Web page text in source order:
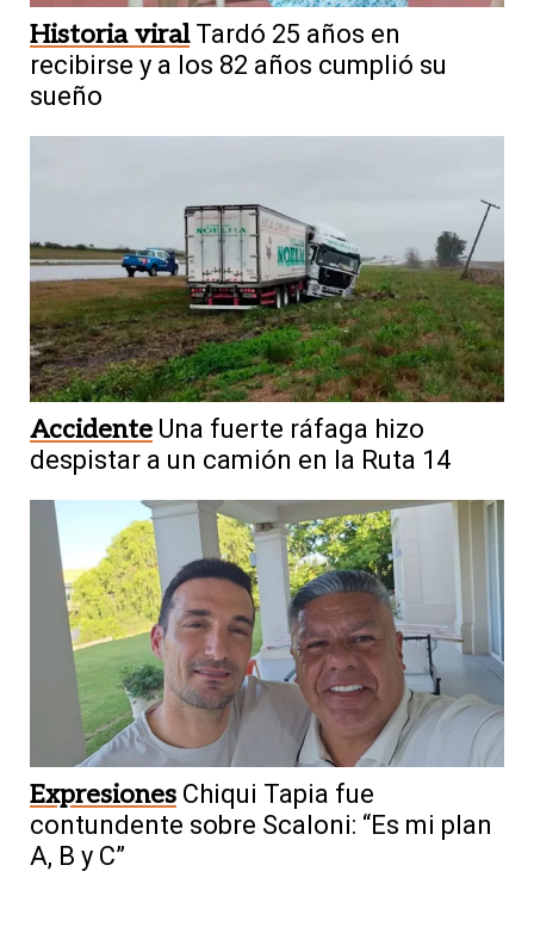
Historia viral Tardó 25 años en
recibirse y a los 82 años cumplió su
sueño
Accidente Una fuerte ráfaga hizo
despistar a un camión en la Ruta 14
Expresiones Chiqui Tapia fue
contundente sobre Scaloni: “Es mi plan
A, B y C”